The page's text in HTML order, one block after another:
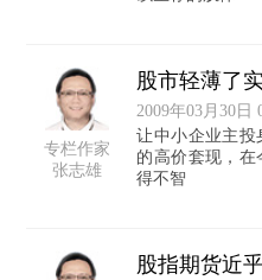
专栏作家
张志雄
股市轻薄了
2009年03月30日
让中小企业主投
的高价套现，在
得不智
股指期货近